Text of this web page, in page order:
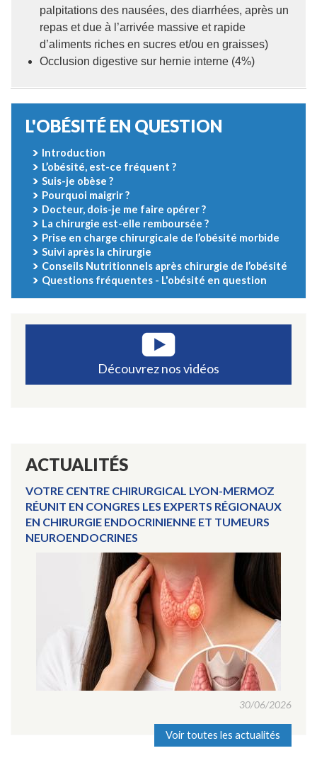
palpitations des nausées, des diarrhées, après un
repas et due à l’arrivée massive et rapide
d’aliments riches en sucres et/ou en graisses)
Occlusion digestive sur hernie interne (4%)
L'OBÉSITÉ EN QUESTION
Introduction
L’obésité, est-ce fréquent ?
Suis-je obèse ?
Pourquoi maigrir ?
Docteur, dois-je me faire opérer ?
La chirurgie est-elle remboursée ?
Prise en charge chirurgicale de l’obésité morbide
Suivi après la chirurgie
Conseils Nutritionnels après chirurgie de l’obésité
Questions fréquentes - L'obésité en question
Découvrez nos vidéos
ACTUALITÉS
VOTRE CENTRE CHIRURGICAL LYON-MERMOZ
RÉUNIT EN CONGRES LES EXPERTS RÉGIONAUX
EN CHIRURGIE ENDOCRINIENNE ET TUMEURS
NEUROENDOCRINES
30/06/2026
Voir toutes les actualités